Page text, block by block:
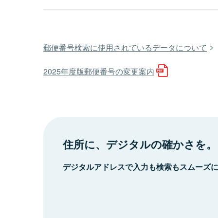
郵便番号検索に使用されているデータについて
2025年度版郵便番号の変更案内
住所に、デジタルの確かさを。
デジタルアドレスで入力も検索もスムーズ